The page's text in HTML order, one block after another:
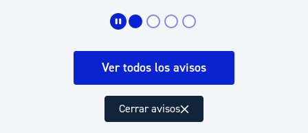
Ver todos los avisos
Cerrar avisos